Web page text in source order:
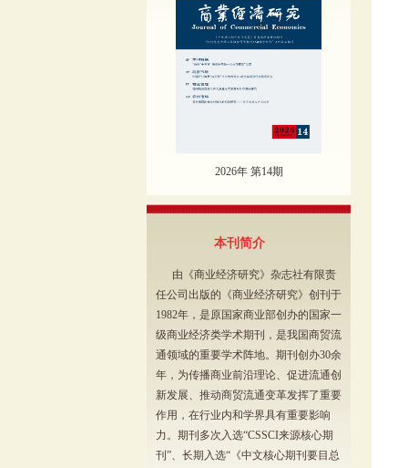
2026年 第14期
本刊简介
由《商业经济研究》杂志社有限责
任公司出版的《商业经济研究》创刊于
1982年，是原国家商业部创办的国家一
级商业经济类学术期刊，是我国商贸流
通领域的重要学术阵地。期刊创办30余
年，为传播商业前沿理论、促进流通创
新发展、推动商贸流通变革发挥了重要
作用，在行业内和学界具有重要影响
力。期刊多次入选“CSSCI来源核心期
刊”、长期入选“《中文核心期刊要目总